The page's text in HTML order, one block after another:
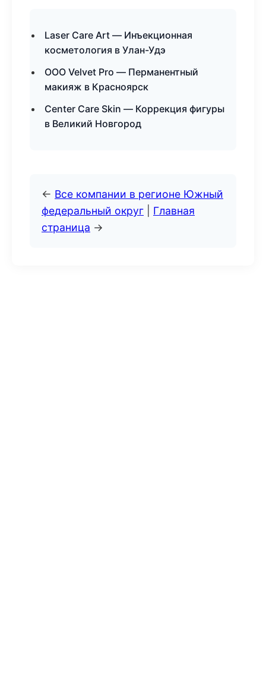
Laser Care Art — Инъекционная
косметология в Улан-Удэ
ООО Velvet Pro — Перманентный
макияж в Красноярск
Center Care Skin — Коррекция фигуры
в Великий Новгород
← Все компании в регионе Южный
федеральный округ
Главная
страница →